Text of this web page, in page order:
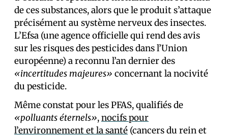
de ces substances, alors que le produit s’attaque
précisément au système nerveux des insectes.
L’Efsa (une agence officielle qui rend des avis
sur les risques des pesticides dans l’Union
européenne) a reconnu l’an dernier des
«incertitudes majeures» concernant la nocivité
du pesticide.
Même constat pour les PFAS, qualifiés de
«polluants éternels»,nocifs pour
l’environnement et la santé (cancers du rein et